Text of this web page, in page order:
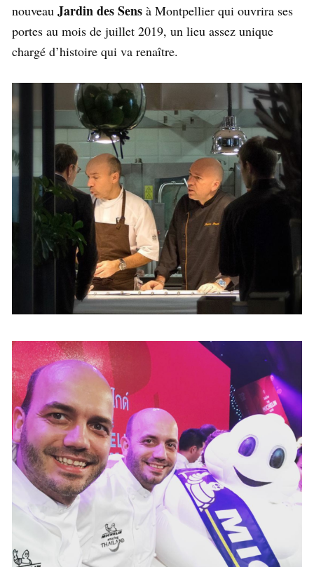
nouveau Jardin des Sens à Montpellier qui ouvrira ses
portes au mois de juillet 2019, un lieu assez unique
chargé d’histoire qui va renaître.